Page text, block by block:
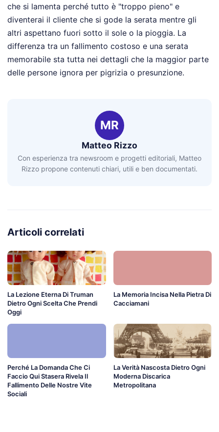
che si lamenta perché tutto è "troppo pieno" e
diventerai il cliente che si gode la serata mentre gli
altri aspettano fuori sotto il sole o la pioggia. La
differenza tra un fallimento costoso e una serata
memorabile sta tutta nei dettagli che la maggior parte
delle persone ignora per pigrizia o presunzione.
MR
Matteo Rizzo
Con esperienza tra newsroom e progetti editoriali, Matteo
Rizzo propone contenuti chiari, utili e ben documentati.
Articoli correlati
La Lezione Eterna Di Truman
Dietro Ogni Scelta Che Prendi
Oggi
La Memoria Incisa Nella Pietra Di
Cacciamani
Perché La Domanda Che Ci
Faccio Qui Stasera Rivela Il
Fallimento Delle Nostre Vite
Sociali
La Verità Nascosta Dietro Ogni
Moderna Discarica
Metropolitana